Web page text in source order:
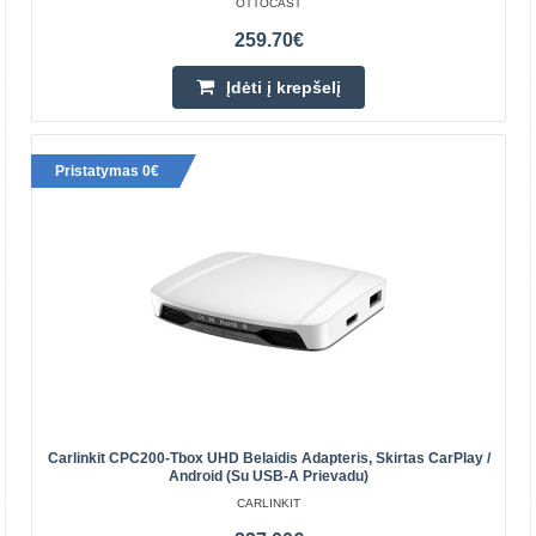
Parduotuvėje Vilniuje NĖRA
Parduotuvėje Kaune YRA
OTTOCAST
259.70€
Įdėti į krepšelį
Pristatymas 0€
Carlinkit CPC200-Tbox UHD Belaidis Adapteris, Skirtas CarPlay /
Android (su USB-A Prievadu)
CARLINKIT